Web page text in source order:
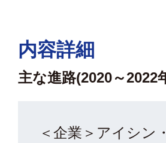
内容詳細
主な進路(2020～2022
＜企業＞アイシン